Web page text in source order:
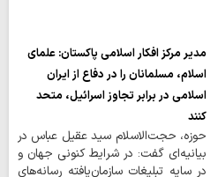
مدیر مرکز افکار اسلامی پاکستان: علمای
اسلام، مسلمانان را در دفاع از ایران
اسلامی در برابر تجاوز اسرائیل، متحد
کنند
حوزه، حجت‌الاسلام سید عقیل عباس در
بیانیه‌ای گفت: در شرایط کنونی جهان و
در سایه تبلیغات سازمان‌یافته رسانه‌های